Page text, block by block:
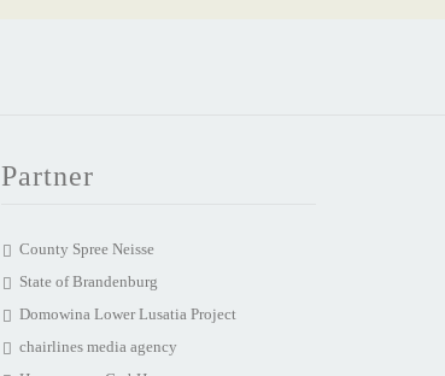
Partner
County Spree Neisse
State of Brandenburg
Domowina Lower Lusatia Project
chairlines media agency